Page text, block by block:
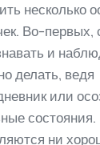
несколько
Во-первых,
и
делать, ведя
или
состояния.
ни